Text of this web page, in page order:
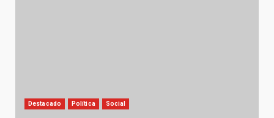
Destacado Política Social